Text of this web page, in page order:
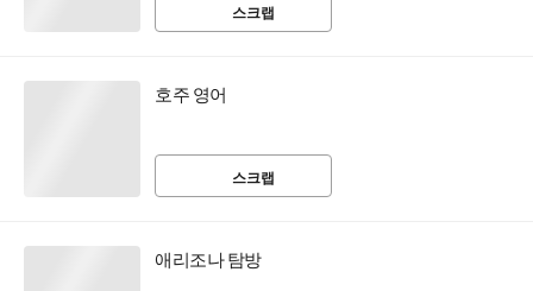
스크랩
호주 영어
스크랩
애리조나 탐방